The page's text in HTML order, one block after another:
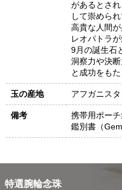
があるとさ
して崇められ
高貴な人間
レオパトラ
9月の誕生石
洞察力や決
と成功をも
玉の産地 アフガニスタ
備考
携帯用ポーチ
鑑別書（
特選腕輪念珠